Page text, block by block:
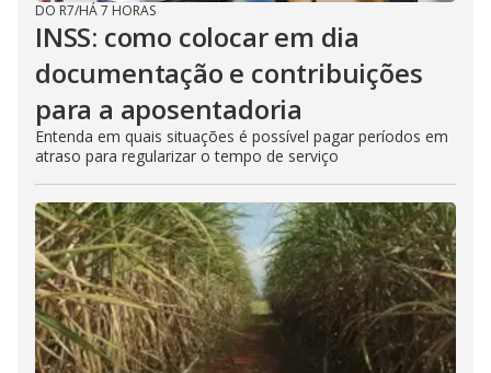
DO R7/HÁ 7 HORAS
INSS: como colocar em dia
documentação e contribuições
para a aposentadoria
Entenda em quais situações é possível pagar períodos em
atraso para regularizar o tempo de serviço